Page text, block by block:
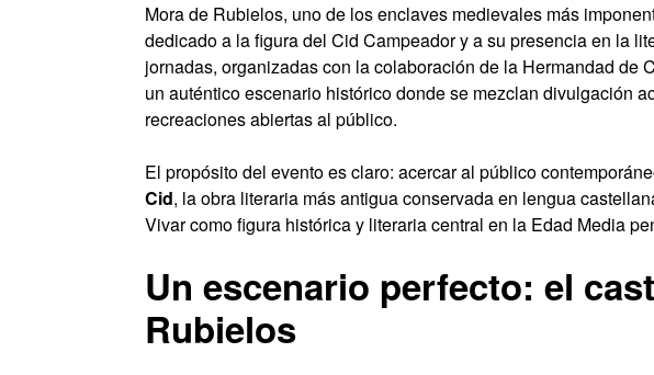
Mora de Rubielos, uno de los enclaves medievales más
dedicado a la figura del Cid Campeador y a su presencia en la
jornadas, organizadas con la colaboración de la Hermandad de
un auténtico escenario histórico donde se mezclan divulgación
recreaciones abiertas al público.
El propósito del evento es claro: acercar al público
Cid, la obra literaria más antigua conservada en lengua
Vivar como figura histórica y literaria central en la Edad Media
Un escenario perfecto: el
Rubielos